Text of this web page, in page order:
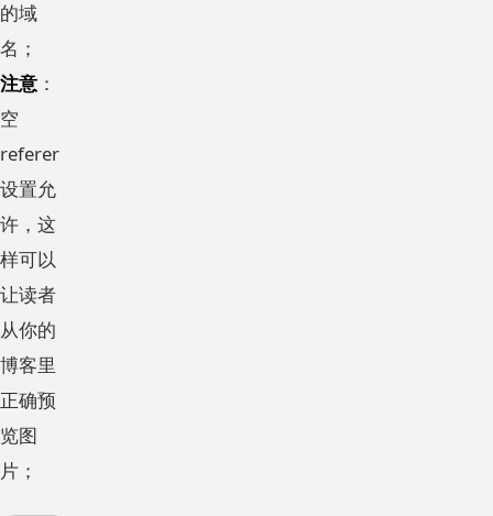
的域
名；
注意 ：
空
referer
设置允
许，这
样可以
让读者
从你的
博客里
正确预
览图
片；